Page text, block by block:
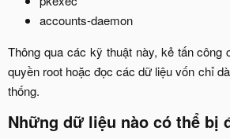
accounts-daemon​
Thông qua các kỹ thuật này, kẻ tấn công
quyền root hoặc đọc các dữ liệu vốn chỉ
thống.​
Những dữ liệu nào có thể bị